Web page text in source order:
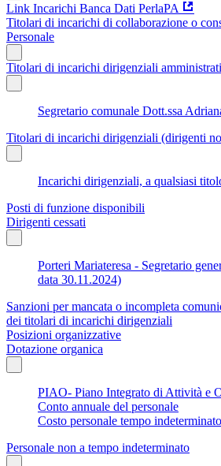
Link Incarichi Banca Dati PerlaPA
Titolari di incarichi di collaborazione o
Personale
Titolari di incarichi dirigenziali
Segretario comunale Dott.ssa
Titolari di incarichi dirigenziali (dirigenti
Incarichi dirigenziali, a qualsiasi
Posti di funzione disponibili
Dirigenti cessati
Porteri Mariateresa - Segretario
data 30.11.2024)
Sanzioni per mancata o incompleta
dei titolari di incarichi dirigenziali
Posizioni organizzative
Dotazione organica
PIAO- Piano Integrato di Attività e
Conto annuale del personale
Costo personale tempo indeterminato
Personale non a tempo indeterminato